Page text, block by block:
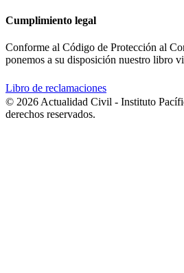
Cumplimiento legal
Conforme al Código de Protección al
ponemos a su disposición nuestro libro
Libro de reclamaciones
© 2026 Actualidad Civil - Instituto
derechos reservados.